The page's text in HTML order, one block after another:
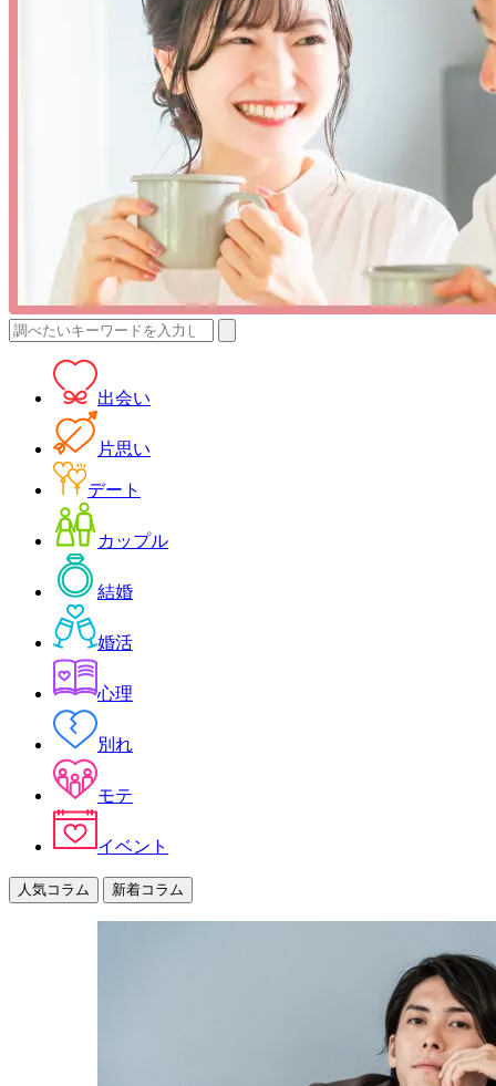
検
出会い
片思い
デート
カップル
結婚
婚活
心理
別れ
モテ
イベント
人気コラム 新着コラム